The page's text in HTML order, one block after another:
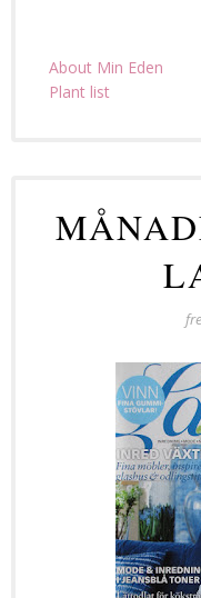
About Min Eden
Plant list